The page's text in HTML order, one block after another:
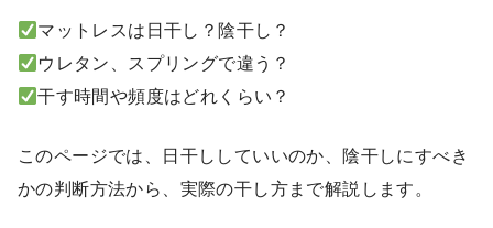
マットレスは日干し？陰干し？
ウレタン、スプリングで違う？
干す時間や頻度はどれくらい？
このページでは、日干ししていいのか、陰干しにすべき
かの判断方法から、実際の干し方まで解説します。